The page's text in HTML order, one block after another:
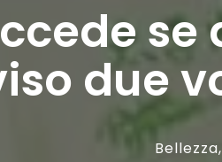
due
Bellezza,